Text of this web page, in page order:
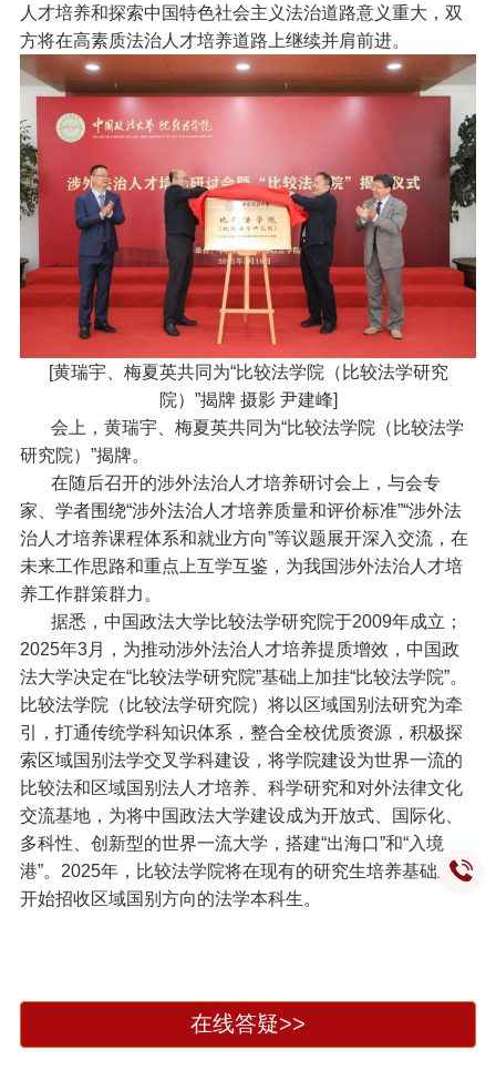
人才培养和探索中国特色社会主义法治道路意义重大，双
方将在高素质法治人才培养道路上继续并肩前进。
[黄瑞宇、梅夏英共同为“比较法学院（比较法学研究
院）”揭牌 摄影 尹建峰]
会上，黄瑞宇、梅夏英共同为“比较法学院（比较法学
研究院）”揭牌。
在随后召开的涉外法治人才培养研讨会上，与会专
家、学者围绕“涉外法治人才培养质量和评价标准”“涉外法
治人才培养课程体系和就业方向”等议题展开深入交流，在
未来工作思路和重点上互学互鉴，为我国涉外法治人才培
养工作群策群力。
据悉，中国政法大学比较法学研究院于2009年成立；
2025年3月，为推动涉外法治人才培养提质增效，中国政
法大学决定在“比较法学研究院”基础上加挂“比较法学院”。
比较法学院（比较法学研究院）将以区域国别法研究为牵
引，打通传统学科知识体系，整合全校优质资源，积极探
索区域国别法学交叉学科建设，将学院建设为世界一流的
比较法和区域国别法人才培养、科学研究和对外法律文化
交流基地，为将中国政法大学建设成为开放式、国际化、
多科性、创新型的世界一流大学，搭建“出海口”和“入境
港”。2025年，比较法学院将在现有的研究生培养基础上，
开始招收区域国别方向的法学本科生。
在线答疑>>